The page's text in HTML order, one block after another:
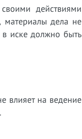
действиями
материалы дела не
в иске должно быть
влияет на ведение